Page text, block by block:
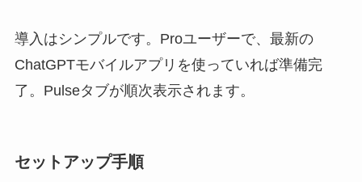
導入はシンプルです。Proユーザーで、最新の
ChatGPTモバイルアプリを使っていれば準備完
了。Pulseタブが順次表示されます。
セットアップ手順